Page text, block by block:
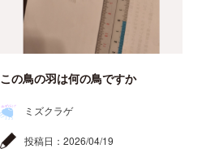
この鳥の羽は何の鳥ですか
ミズクラゲ
投稿日： 2026/04/19